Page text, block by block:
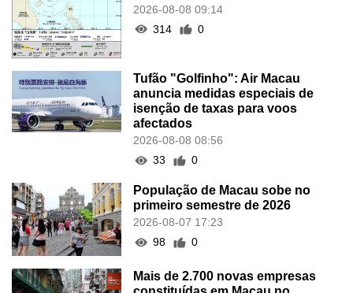
2026-08-08 09:14
314
0
Tufão "Golfinho": Air Macau
anuncia medidas especiais de
isenção de taxas para voos
afectados
2026-08-08 08:56
33
0
População de Macau sobe no
primeiro semestre de 2026
2026-08-07 17:23
98
0
Mais de 2.700 novas empresas